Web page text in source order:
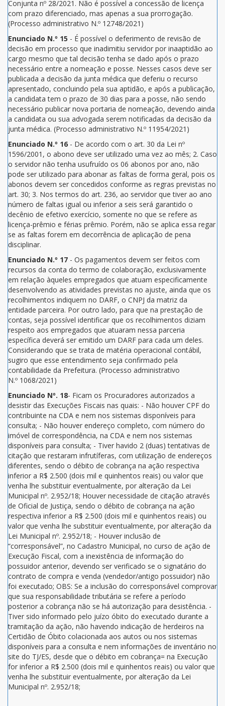
Conjunta nº 28/2021. Não é possível a concessão de licença
com prazo diferenciado, mas apenas a sua prorrogação.
(Processo administrativo N.º 12748/2021)
Enunciado N.º 15 - É possível o deferimento de revisão de
decisão em processo que inadimitiu servidor por inaaptidão ao
cargo mesmo que tal decisão tenha se dado após o prazo
necessário entre a nomeação e posse. Nesses casos deve ser
publicada a decisão da junta médica que deferiu o recurso
apresentado, concluindo pela sua aptidão, e após a publicação,
a candidata tem o prazo de 30 dias para a posse, não sendo
necessário publicar nova portaria de nomeação, devendo ainda
a candidata ou sua advogada serem notificadas da decisão da
junta médica. (Processo administrativo N.º 11954/2021)
Enunciado N.º 16 - De acordo com o art. 30 da Lei nº
1596/2001, o abono deve ser utilizado uma vez ao mês; 2. Caso
o servidor não tenha usufruído os 06 abonos por ano, não
pode ser utilizado para abonar as faltas de forma geral, pois os
abonos devem ser concedidos conforme as regras previstas no
art. 30; 3. Nos termos do art. 236, ao servidor que tiver ao ano
número de faltas igual ou inferior a seis será garantido o
decênio de efetivo exercício, somente no que se refere as
licença-prêmio e férias prêmio. Porém, não se aplica essa regar
se as faltas forem em decorrência de aplicação de pena
disciplinar.
Enunciado N.º 17 - Os pagamentos devem ser feitos com
recursos da conta do termo de colaboração, exclusivamente
em relação àqueles empregados que atuam especificamente
desenvolvendo as atividades previstas no ajuste, ainda que os
recolhimentos indiquem no DARF, o CNPJ da matriz da
entidade parceira. Por outro lado, para que na prestação de
contas, seja possível identificar que os recolhimentos diziam
respeito aos empregados que atuaram nessa parceria
específica deverá ser emitido um DARF para cada um deles.
Considerando que se trata de matéria operacional contábil,
sugiro que esse entendimento seja confirmado pela
contabilidade da Prefeitura. (Processo administrativo
N.º 1068/2021)
Enunciado Nº. 18- Ficam os Procuradores autorizados a
desistir das Execuções Fiscais nas quais: - Não houver CPF do
contribuinte na CDA e nem nos sistemas disponíveis para
consulta; - Não houver endereço completo, com número do
imóvel de correspondência, na CDA e nem nos sistemas
disponíveis para consulta; - Tiver havido 2 (duas) tentativas de
citação que restaram infrutíferas, com utilização de endereços
diferentes, sendo o débito de cobrança na ação respectiva
inferior a R$ 2.500 (dois mil e quinhentos reais) ou valor que
venha lhe substituir eventualmente, por alteração da Lei
Municipal nº. 2.952/18; Houver necessidade de citação através
de Oficial de Justiça, sendo o débito de cobrança na ação
respectiva inferior a R$ 2.500 (dois mil e quinhentos reais) ou
valor que venha lhe substituir eventualmente, por alteração da
Lei Municipal nº. 2.952/18; - Houver inclusão de
“corresponsável”, no Cadastro Municipal, no curso de ação de
Execução Fiscal, com a inexistência de informação do
possuidor anterior, devendo ser verificado se o signatário do
contrato de compra e venda (vendedor/antigo possuidor) não
foi executado; OBS: Se a inclusão do corresponsável comprovar
que sua responsabilidade tributária se refere a período
posterior a cobrança não se há autorização para desistência. -
Tiver sido informado pelo juízo óbito do executado durante a
tramitação da ação, não havendo indicação de herdeiros na
Certidão de Óbito colacionada aos autos ou nos sistemas
disponíveis para a consulta e nem informações de inventário no
site do TJ/ES, desde que o débito em cobrança= na Execução
for inferior a R$ 2.500 (dois mil e quinhentos reais) ou valor que
venha lhe substituir eventualmente, por alteração da Lei
Municipal nº. 2.952/18;